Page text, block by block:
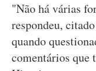
"Não há várias
respondeu,
quando
comentários que